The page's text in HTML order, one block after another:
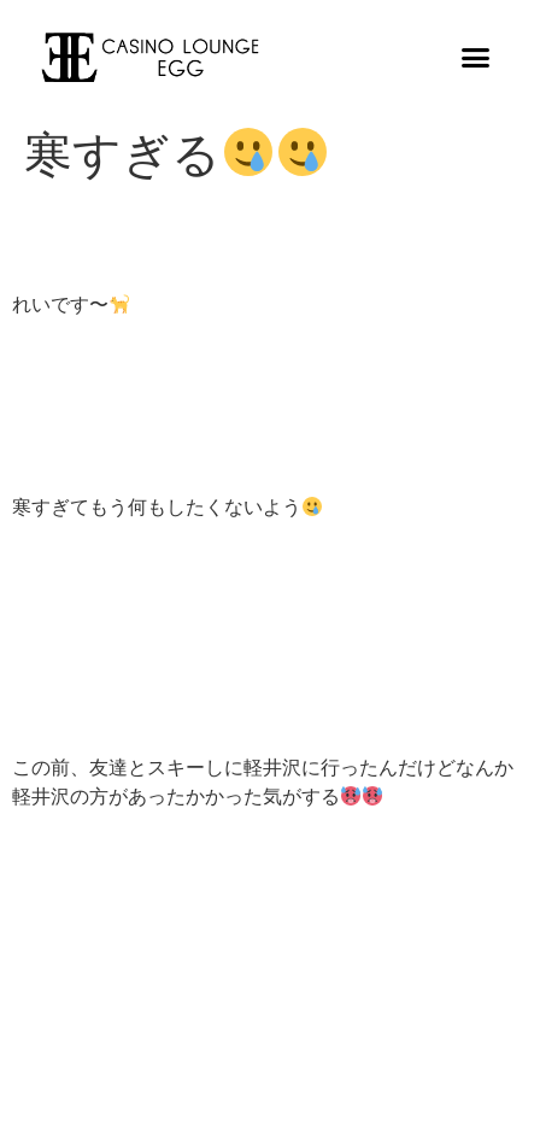
寒すぎる
れいです〜
寒すぎてもう何もしたくないよう
この前、友達とスキーしに軽井沢に行ったんだけどなんか
軽井沢の方があったかかった気がする